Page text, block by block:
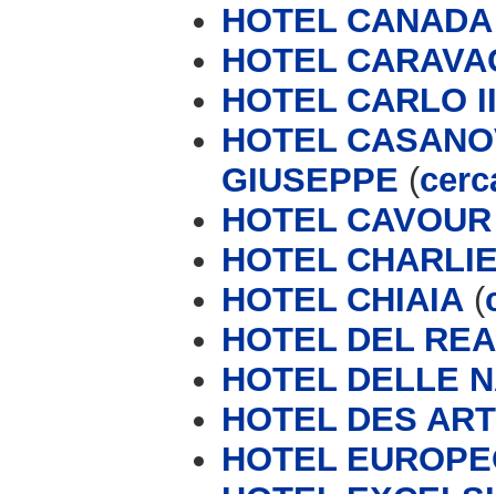
HOTEL CANADA
HOTEL
HOTEL CARLO
HOTEL
GIUSEPPE (
HOTEL CAVOUR
HOTEL
HOTEL CHIAIA (
HOTEL DEL
HOTEL DELLE
HOTEL DES
HOTEL